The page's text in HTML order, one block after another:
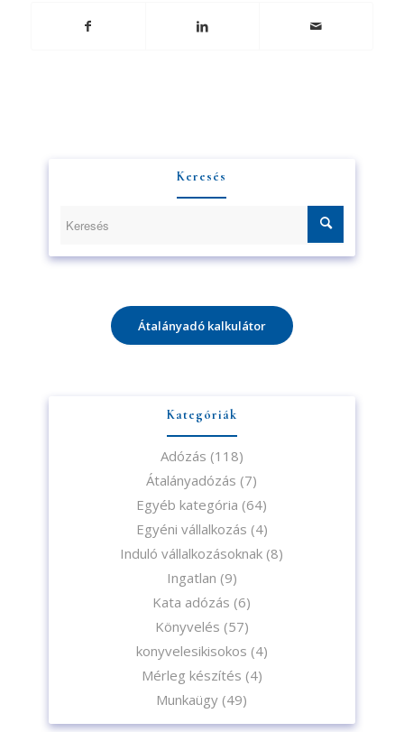
Keresés
Átalányadó kalkulátor
Kategóriák
Adózás (118)
Átalányadózás (7)
Egyéb kategória (64)
Egyéni vállalkozás (4)
Induló vállalkozásoknak (8)
Ingatlan (9)
Kata adózás (6)
Könyvelés (57)
konyvelesikisokos (4)
Mérleg készítés (4)
Munkaügy (49)